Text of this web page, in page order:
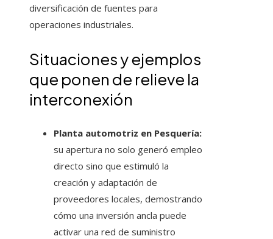
diversificación de fuentes para
operaciones industriales.
Situaciones y ejemplos
que ponen de relieve la
interconexión
Planta automotriz en Pesquería:
su apertura no solo generó empleo
directo sino que estimuló la
creación y adaptación de
proveedores locales, demostrando
cómo una inversión ancla puede
activar una red de suministro